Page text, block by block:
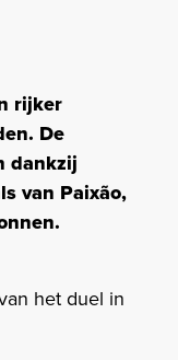
rijker
De
dankzij
van Paixão,
het duel in